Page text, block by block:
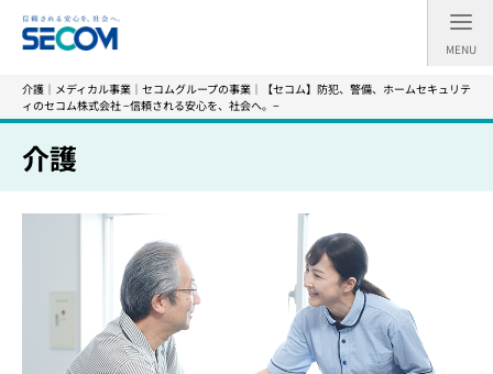
MENU
介護｜メディカル事業｜セコムグループの事業｜【セコム】防犯、警備、ホームセキュリテ
ィのセコム株式会社 −信頼される安心を、社会へ。−
介護